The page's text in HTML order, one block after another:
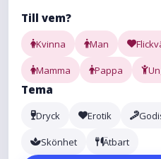
Till vem?
Kvinna Man
Mamma Pappa
Tema
Dryck Erotik
Skönhet Ätbart